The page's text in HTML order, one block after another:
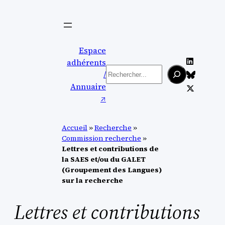
Espace
adhérents
/
Annuaire
↗︎
Rechercher
Accueil»Recherche »
Commission recherche »
Lettres et contributions de
la SAES et/ou du GALET
(Groupement des Langues)
sur la recherche
Lettres et contributions